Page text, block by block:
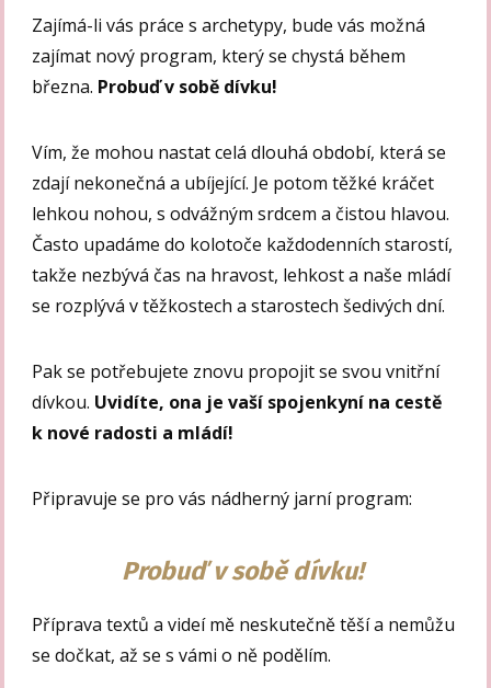
Zajímá-li vás práce s archetypy, bude vás možná
zajímat nový program, který se chystá během
března. Probuď v sobě dívku!
Vím, že mohou nastat celá dlouhá období, která se
zdají nekonečná a ubíjející. Je potom těžké kráčet
lehkou nohou, s odvážným srdcem a čistou hlavou.
Často upadáme do kolotoče každodenních starostí,
takže nezbývá čas na hravost, lehkost a naše mládí
se rozplývá v těžkostech a starostech šedivých dní.
Pak se potřebujete znovu propojit se svou vnitřní
dívkou. Uvidíte, ona je vaší spojenkyní na cestě
k nové radosti a mládí!
Připravuje se pro vás nádherný jarní program:
Probuď v sobě dívku!
Příprava textů a videí mě neskutečně těší a nemůžu
se dočkat, až se s vámi o ně podělím.